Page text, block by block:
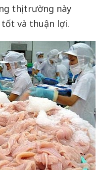
thị trường này
và thuận lợi.